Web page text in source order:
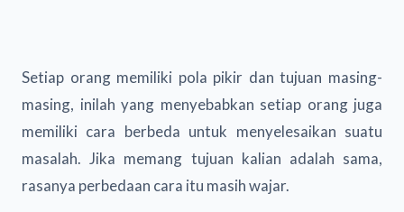
Setiap orang memiliki pola pikir dan tujuan masing-
masing, inilah yang menyebabkan setiap orang juga
memiliki cara berbeda untuk menyelesaikan suatu
masalah. Jika memang tujuan kalian adalah sama,
rasanya perbedaan cara itu masih wajar.